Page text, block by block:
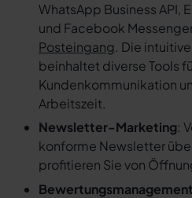
WhatsApp Business API,
und Facebook
Posteingang. Die
beinhaltet diverse Tools
Kundenkommunikation
Arbeitszeit.
Newsletter-Marketing:
konforme Newsletter
profitieren Sie von
Bewertungsmanagement